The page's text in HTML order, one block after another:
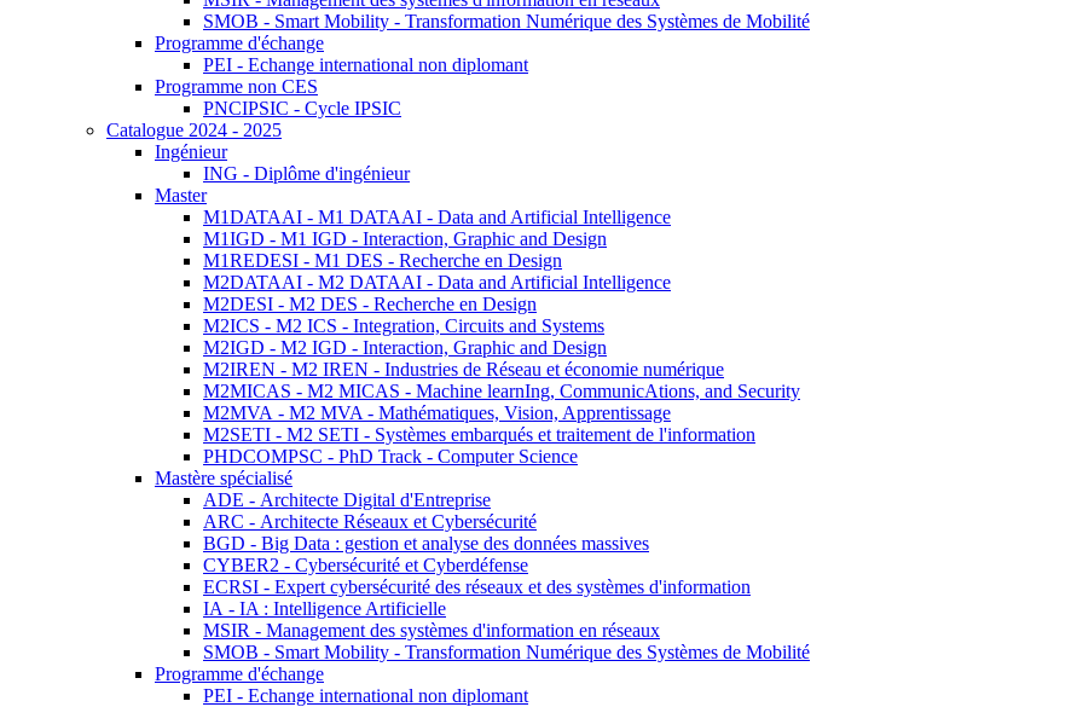
SMOB - Smart Mobility - Transformation Numérique des Systèmes de Mobilité
Programme d'échange
PEI - Echange international non diplomant
Programme non CES
PNCIPSIC - Cycle IPSIC
Catalogue 2024 - 2025
Ingénieur
ING - Diplôme d'ingénieur
Master
M1DATAAI - M1 DATAAI - Data and Artificial Intelligence
M1IGD - M1 IGD - Interaction, Graphic and Design
M1REDESI - M1 DES - Recherche en Design
M2DATAAI - M2 DATAAI - Data and Artificial Intelligence
M2DESI - M2 DES - Recherche en Design
M2ICS - M2 ICS - Integration, Circuits and Systems
M2IGD - M2 IGD - Interaction, Graphic and Design
M2IREN - M2 IREN - Industries de Réseau et économie numérique
M2MICAS - M2 MICAS - Machine learnIng, CommunicAtions, and Security
M2MVA - M2 MVA - Mathématiques, Vision, Apprentissage
M2SETI - M2 SETI - Systèmes embarqués et traitement de l'information
PHDCOMPSC - PhD Track - Computer Science
Mastère spécialisé
ADE - Architecte Digital d'Entreprise
ARC - Architecte Réseaux et Cybersécurité
BGD - Big Data : gestion et analyse des données massives
CYBER2 - Cybersécurité et Cyberdéfense
ECRSI - Expert cybersécurité des réseaux et des systèmes d'information
IA - IA : Intelligence Artificielle
MSIR - Management des systèmes d'information en réseaux
SMOB - Smart Mobility - Transformation Numérique des Systèmes de Mobilité
Programme d'échange
PEI - Echange international non diplomant